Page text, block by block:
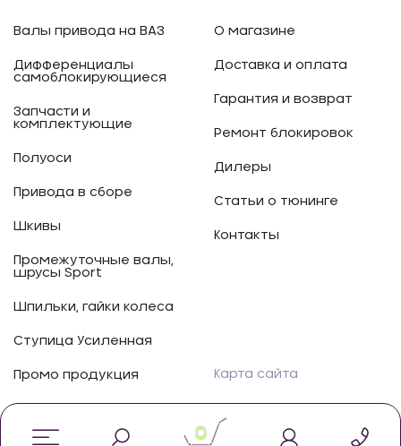
Валы привода на ВАЗ
Дифференциалы
самоблокирующиеся
Запчасти и
комплектующие
Полуоси
Привода в сборе
Шкивы
Промежуточные валы,
шрусы Sport
Шпильки, гайки колеса
Ступица Усиленная
Промо продукция
О магазине
Доставка и оплата
Гарантия и возврат
Ремонт блокировок
Дилеры
Статьи о тюнинге
Контакты
Карта сайта
0